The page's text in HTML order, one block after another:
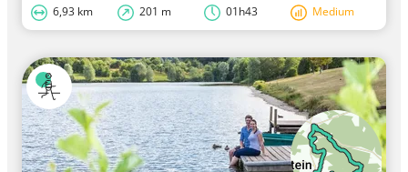
6,93 km 201 m 01h43 Medium